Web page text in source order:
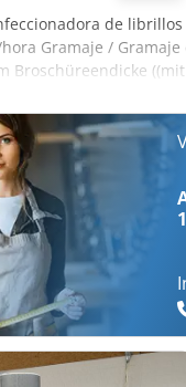
de
Gramaje /
Broschüreendicke
/ Cosido
370x300mm
/ Plegado/
- 55 hojas 80 g/m².
procesamiento en
y en línea Video
máquinas en Stock
- Puede ser